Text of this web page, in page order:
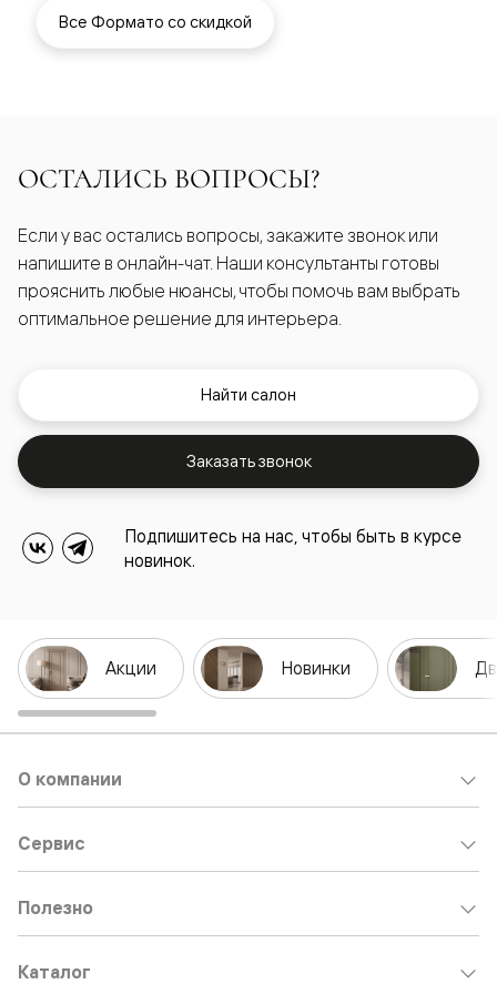
Все Формато со скидкой
ОСТАЛИСЬ ВОПРОСЫ?
Если у вас остались вопросы, закажите звонок или
напишите в онлайн-чат. Наши консультанты готовы
прояснить любые нюансы, чтобы помочь вам выбрать
оптимальное решение для интерьера.
Найти салон
Заказать звонок
Подпишитесь на нас, чтобы быть в курсе
новинок.
Акции Новинки
О компании
Сервис
Полезно
Каталог